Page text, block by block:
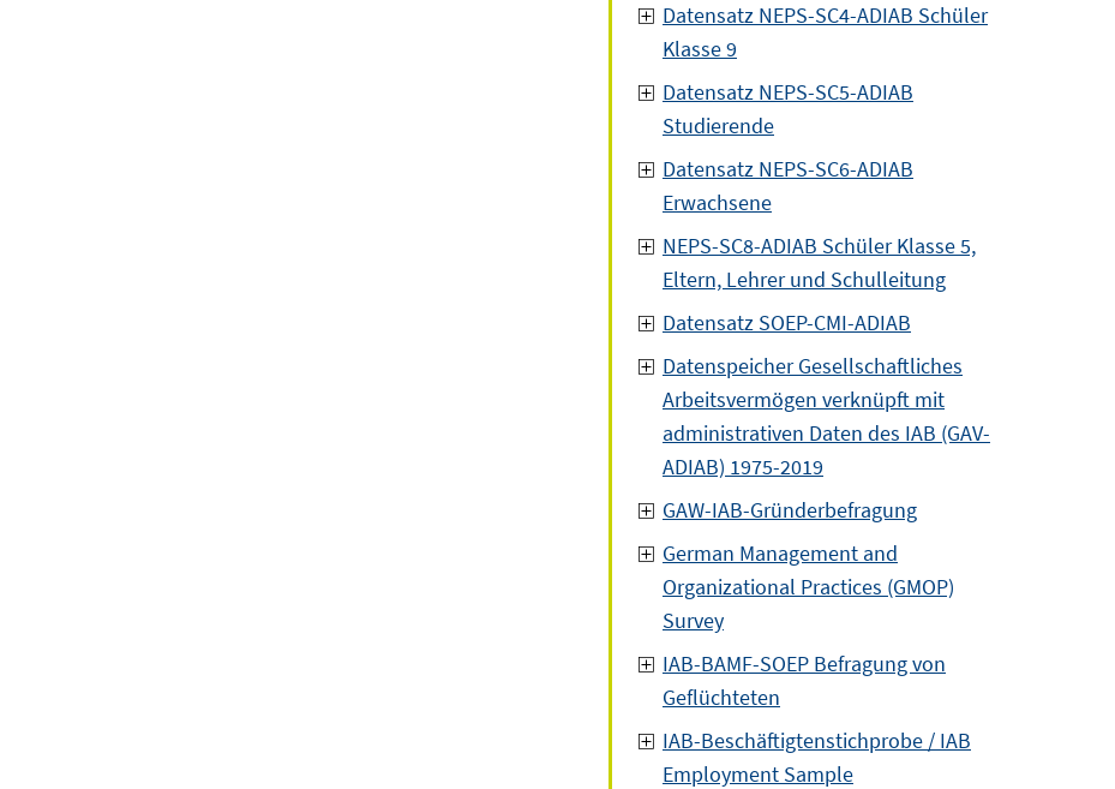
Datensatz NEPS-SC4-ADIAB Schüler
Klasse 9
Datensatz NEPS-SC5-ADIAB
Studierende
Datensatz NEPS-SC6-ADIAB
Erwachsene
NEPS-SC8-ADIAB Schüler Klasse 5,
Eltern, Lehrer und Schulleitung
Datensatz SOEP-CMI-ADIAB
Datenspeicher Gesellschaftliches
Arbeitsvermögen verknüpft mit
administrativen Daten des IAB (GAV-
ADIAB) 1975-2019
GAW-IAB-Gründerbefragung
German Management and
Organizational Practices (GMOP)
Survey
IAB-BAMF-SOEP Befragung von
Geflüchteten
IAB-Beschäftigtenstichprobe / IAB
Employment Sample